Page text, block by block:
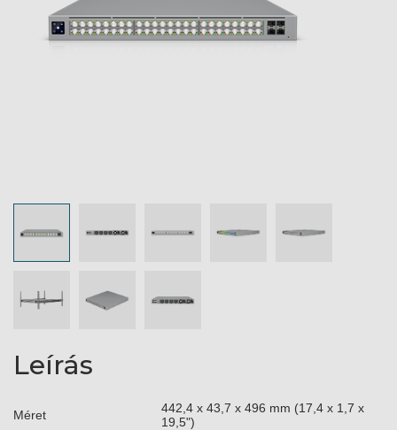
Leírás
Méret
442,4 x 43,7 x 496 mm (17,4 x 1,7 x
19,5")